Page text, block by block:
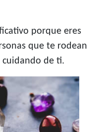
porque eres
que te rodean
cuidando de ti.